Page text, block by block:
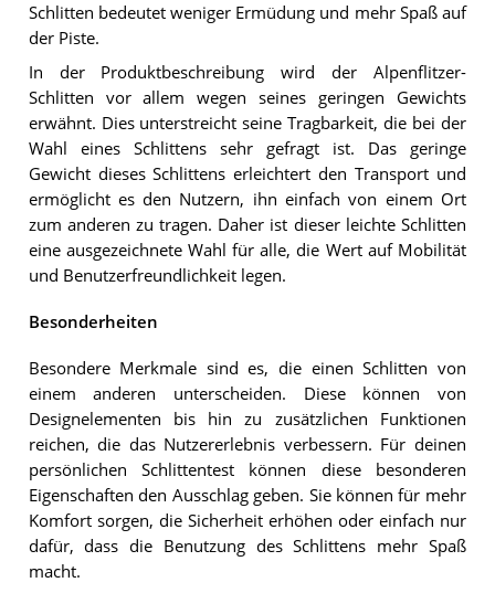
Schlitten bedeutet weniger Ermüdung und mehr Spaß auf
der Piste.
In der Produktbeschreibung wird der Alpenflitzer-
Schlitten vor allem wegen seines geringen Gewichts
erwähnt. Dies unterstreicht seine Tragbarkeit, die bei der
Wahl eines Schlittens sehr gefragt ist. Das geringe
Gewicht dieses Schlittens erleichtert den Transport und
ermöglicht es den Nutzern, ihn einfach von einem Ort
zum anderen zu tragen. Daher ist dieser leichte Schlitten
eine ausgezeichnete Wahl für alle, die Wert auf Mobilität
und Benutzerfreundlichkeit legen.
Besonderheiten
Besondere Merkmale sind es, die einen Schlitten von
einem anderen unterscheiden. Diese können von
Designelementen bis hin zu zusätzlichen Funktionen
reichen, die das Nutzererlebnis verbessern. Für deinen
persönlichen Schlittentest können diese besonderen
Eigenschaften den Ausschlag geben. Sie können für mehr
Komfort sorgen, die Sicherheit erhöhen oder einfach nur
dafür, dass die Benutzung des Schlittens mehr Spaß
macht.